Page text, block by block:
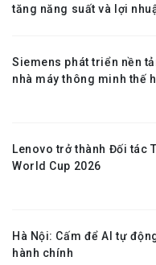
tăng năng suất và lợi
Siemens phát triển nền
nhà máy thông minh thế
Lenovo trở thành Đối tác
World Cup 2026
Hà Nội: Cấm để AI tự
hành chính